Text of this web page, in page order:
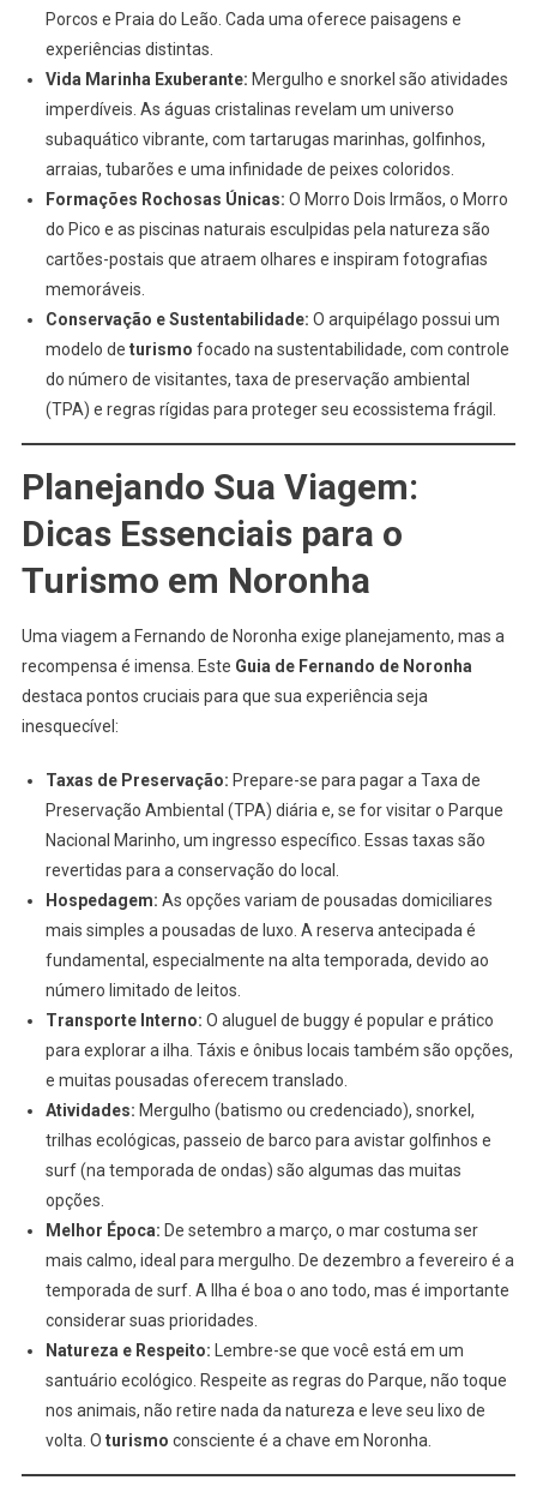
Porcos e Praia do Leão. Cada uma oferece paisagens e
experiências distintas.
Vida Marinha Exuberante: Mergulho e snorkel são atividades
imperdíveis. As águas cristalinas revelam um universo
subaquático vibrante, com tartarugas marinhas, golfinhos,
arraias, tubarões e uma infinidade de peixes coloridos.
Formações Rochosas Únicas: O Morro Dois Irmãos, o Morro
do Pico e as piscinas naturais esculpidas pela natureza são
cartões-postais que atraem olhares e inspiram fotografias
memoráveis.
Conservação e Sustentabilidade: O arquipélago possui um
modelo de turismo focado na sustentabilidade, com controle
do número de visitantes, taxa de preservação ambiental
(TPA) e regras rígidas para proteger seu ecossistema frágil.
Planejando Sua Viagem:
Dicas Essenciais para o
Turismo em Noronha
Uma viagem a Fernando de Noronha exige planejamento, mas a
recompensa é imensa. Este Guia de Fernando de Noronha
destaca pontos cruciais para que sua experiência seja
inesquecível:
Taxas de Preservação: Prepare-se para pagar a Taxa de
Preservação Ambiental (TPA) diária e, se for visitar o Parque
Nacional Marinho, um ingresso específico. Essas taxas são
revertidas para a conservação do local.
Hospedagem: As opções variam de pousadas domiciliares
mais simples a pousadas de luxo. A reserva antecipada é
fundamental, especialmente na alta temporada, devido ao
número limitado de leitos.
Transporte Interno: O aluguel de buggy é popular e prático
para explorar a ilha. Táxis e ônibus locais também são opções,
e muitas pousadas oferecem translado.
Atividades: Mergulho (batismo ou credenciado), snorkel,
trilhas ecológicas, passeio de barco para avistar golfinhos e
surf (na temporada de ondas) são algumas das muitas
opções.
Melhor Época: De setembro a março, o mar costuma ser
mais calmo, ideal para mergulho. De dezembro a fevereiro é a
temporada de surf. A Ilha é boa o ano todo, mas é importante
considerar suas prioridades.
Natureza e Respeito: Lembre-se que você está em um
santuário ecológico. Respeite as regras do Parque, não toque
nos animais, não retire nada da natureza e leve seu lixo de
volta. O turismo consciente é a chave em Noronha.